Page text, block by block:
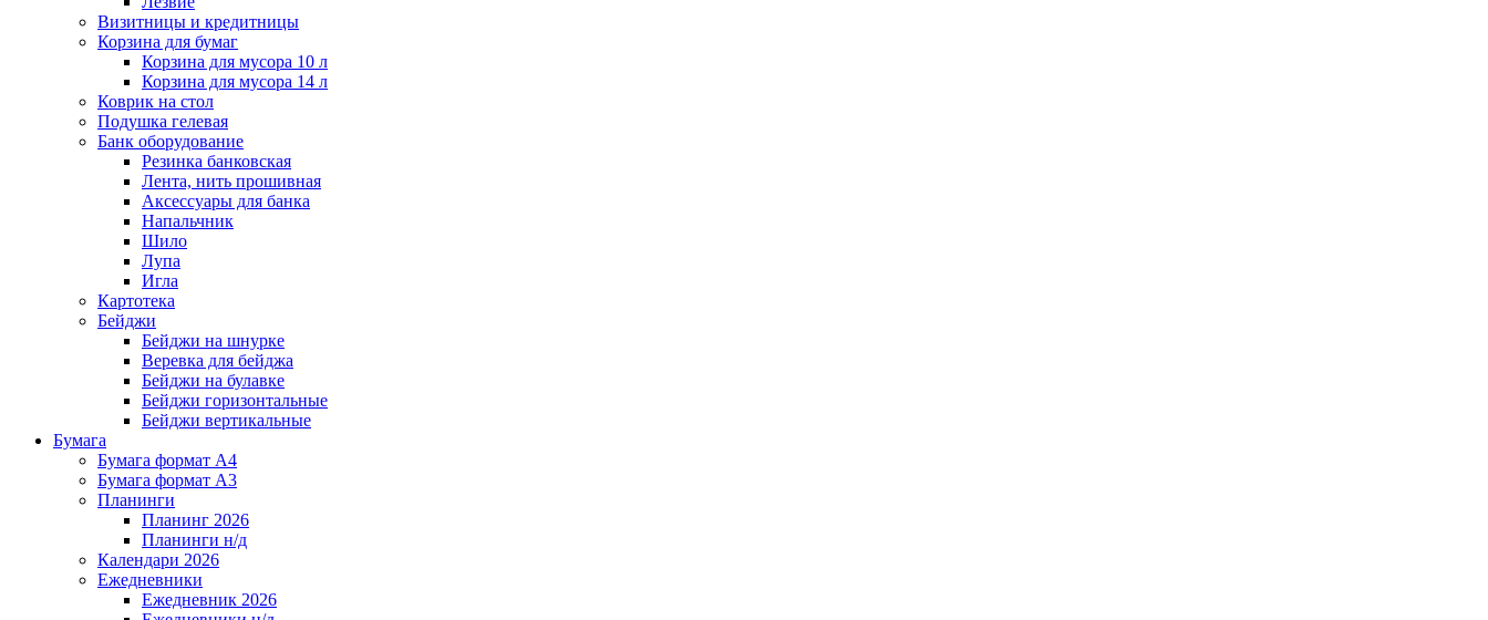
Визитницы и кредитницы
Корзина для бумаг
Корзина для мусора 10 л
Корзина для мусора 14 л
Коврик на стол
Подушка гелевая
Банк оборудование
Резинка банковская
Лента, нить прошивная
Аксессуары для банка
Напальчник
Шило
Лупа
Игла
Картотека
Бейджи
Бейджи на шнурке
Веревка для бейджа
Бейджи на булавке
Бейджи горизонтальные
Бейджи вертикальные
Бумага
Бумага формат А4
Бумага формат А3
Планинги
Планинг 2026
Планинги н/д
Календари 2026
Ежедневники
Ежедневник 2026